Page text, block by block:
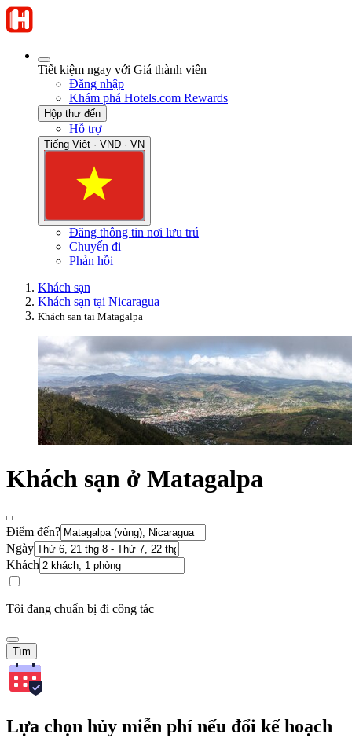
Tiết kiệm ngay với Giá thành viên
Đăng nhập
Khám phá Hotels.com Rewards
Hộp thư đến
Hỗ trợ
Tiếng Việt · VND · VN
Đăng thông tin nơi lưu trú
Chuyến đi
Phản hồi
Khách sạn
Khách sạn tại Nicaragua
Khách sạn tại Matagalpa
Khách sạn ở Matagalpa
Điểm đến?
Ngày
Khách
Tôi đang chuẩn bị đi công tác
Tìm
Lựa chọn hủy miễn phí nếu đổi kế hoạch